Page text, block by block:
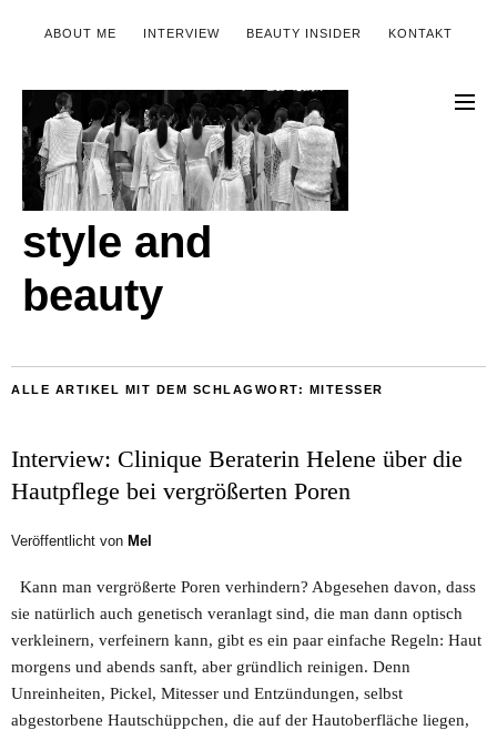
ABOUT ME INTERVIEW BEAUTY INSIDER KONTAKT
style and
beauty
ALLE ARTIKEL MIT DEM SCHLAGWORT: MITESSER
Interview: Clinique Beraterin Helene über die
Hautpflege bei vergrößerten Poren
Veröffentlicht von Mel
Kann man vergrößerte Poren verhindern? Abgesehen davon, dass
sie natürlich auch genetisch veranlagt sind, die man dann optisch
verkleinern, verfeinern kann, gibt es ein paar einfache Regeln: Haut
morgens und abends sanft, aber gründlich reinigen. Denn
Unreinheiten, Pickel, Mitesser und Entzündungen, selbst
abgestorbene Hautschüppchen, die auf der Hautoberfläche liegen,